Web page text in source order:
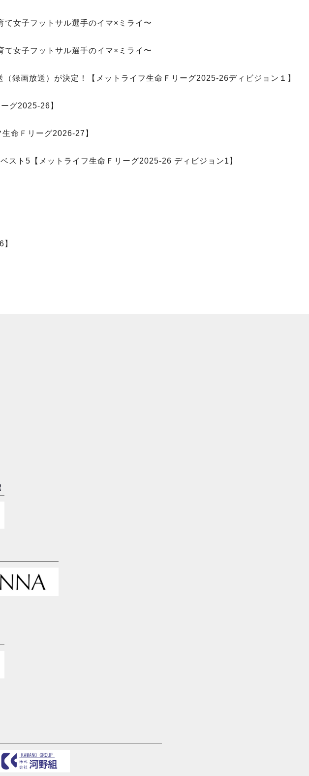
て女子フットサル選手のイマ×ミライ〜
て女子フットサル選手のイマ×ミライ〜
録画放送）が決定！【メットライフ生命Ｆリーグ2025-26ディビジョン１】
グ2025-26】
命Ｆリーグ2026-27】
ト5【メットライフ生命Ｆリーグ2025-26 ディビジョン1】